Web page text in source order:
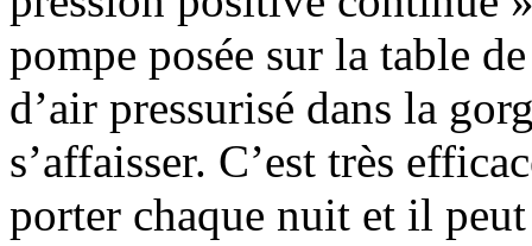
pompe posée sur la table
d’air pressurisé dans la
s’affaisser. C’est très
porter chaque nuit et il